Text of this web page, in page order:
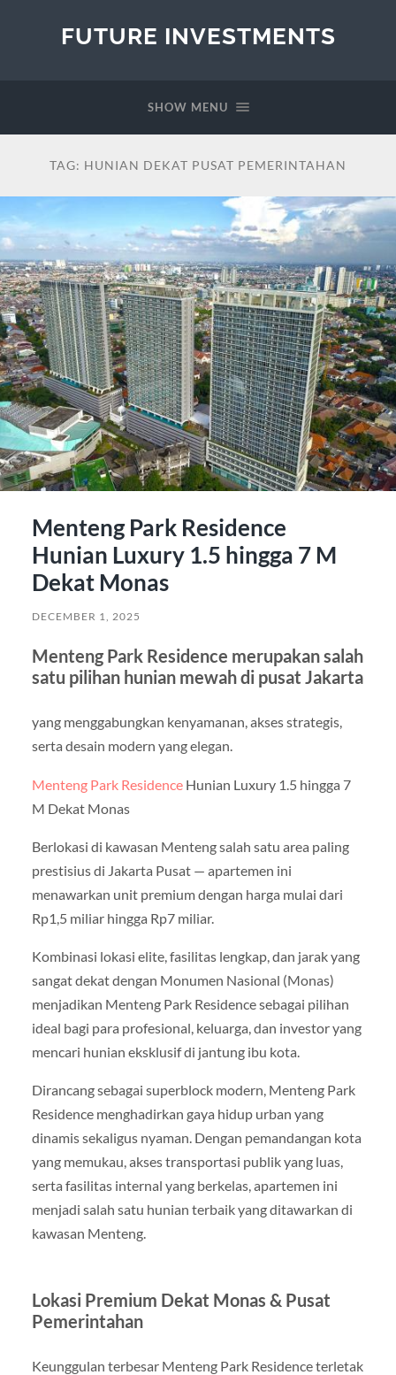
FUTURE INVESTMENTS
SHOW MENU
TAG: HUNIAN DEKAT PUSAT PEMERINTAHAN
Menteng Park Residence
Hunian Luxury 1.5 hingga 7 M
Dekat Monas
DECEMBER 1, 2025
Menteng Park Residence merupakan salah
satu pilihan hunian mewah di pusat Jakarta
yang menggabungkan kenyamanan, akses strategis,
serta desain modern yang elegan.
Menteng Park ResidenceHunian Luxury 1.5 hingga 7
M Dekat Monas
Berlokasi di kawasan Menteng salah satu area paling
prestisius di Jakarta Pusat — apartemen ini
menawarkan unit premium dengan harga mulai dari
Rp1,5 miliar hingga Rp7 miliar.
Kombinasi lokasi elite, fasilitas lengkap, dan jarak yang
sangat dekat dengan Monumen Nasional (Monas)
menjadikan Menteng Park Residence sebagai pilihan
ideal bagi para profesional, keluarga, dan investor yang
mencari hunian eksklusif di jantung ibu kota.
Dirancang sebagai superblock modern, Menteng Park
Residence menghadirkan gaya hidup urban yang
dinamis sekaligus nyaman. Dengan pemandangan kota
yang memukau, akses transportasi publik yang luas,
serta fasilitas internal yang berkelas, apartemen ini
menjadi salah satu hunian terbaik yang ditawarkan di
kawasan Menteng.
Lokasi Premium Dekat Monas & Pusat
Pemerintahan
Keunggulan terbesar Menteng Park Residence terletak